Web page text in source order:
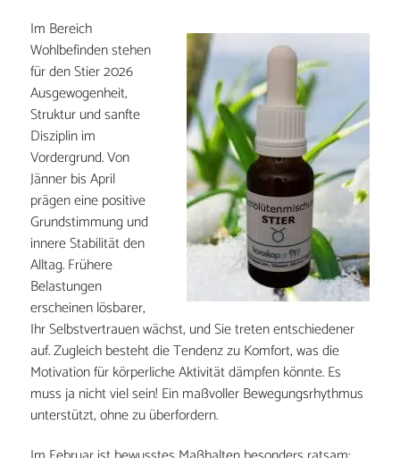
Im Bereich
Wohlbefinden stehen
für den Stier 2026
Ausgewogenheit,
Struktur und sanfte
Disziplin im
Vordergrund. Von
Jänner bis April
prägen eine positive
Grundstimmung und
innere Stabilität den
Alltag. Frühere
Belastungen
erscheinen lösbarer,
Ihr Selbstvertrauen wächst, und Sie treten entschiedener
auf. Zugleich besteht die Tendenz zu Komfort, was die
Motivation für körperliche Aktivität dämpfen könnte. Es
muss ja nicht viel sein! Ein maßvoller Bewegungsrhythmus
unterstützt, ohne zu überfordern.